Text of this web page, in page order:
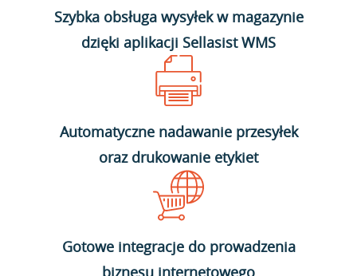
Szybka obsługa wysyłek w magazynie
dzięki aplikacji Sellasist WMS
Automatyczne nadawanie przesyłek
oraz drukowanie etykiet
Gotowe integracje do prowadzenia
biznesu internetowego